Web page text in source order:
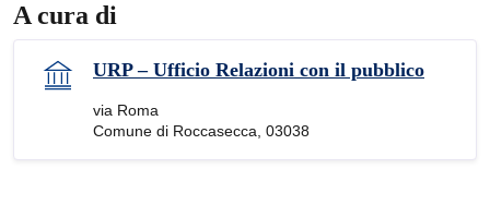
A cura di
URP – Ufficio Relazioni con il pubblico
via Roma
Comune di Roccasecca, 03038